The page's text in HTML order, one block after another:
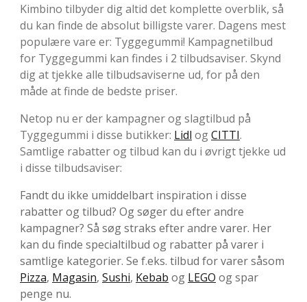
Kimbino tilbyder dig altid det komplette overblik, så
du kan finde de absolut billigste varer. Dagens mest
populære vare er: Tyggegummi! Kampagnetilbud
for Tyggegummi kan findes i 2 tilbudsaviser. Skynd
dig at tjekke alle tilbudsaviserne ud, for på den
måde at finde de bedste priser.
Netop nu er der kampagner og slagtilbud på
Tyggegummi i disse butikker: Lidl ogCITTI.
Samtlige rabatter og tilbud kan du i øvrigt tjekke ud
i disse tilbudsaviser:
Fandt du ikke umiddelbart inspiration i disse
rabatter og tilbud? Og søger du efter andre
kampagner? Så søg straks efter andre varer. Her
kan du finde specialtilbud og rabatter på varer i
samtlige kategorier. Se f.eks. tilbud for varer såsom
Pizza, Magasin, Sushi, Kebab og LEGO og spar
penge nu.